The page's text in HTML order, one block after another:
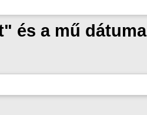
és a mű dátuma